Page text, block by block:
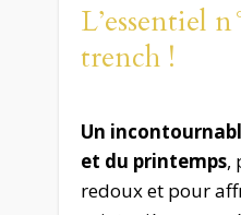
L’essentiel
trench !
Un
et du printemps,
redoux et pour